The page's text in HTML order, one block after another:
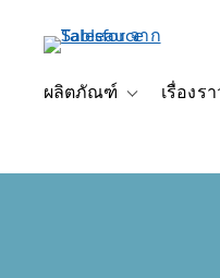
เนื้อหาผลิตภัณฑ์
Toggle sub-
เรื่องร